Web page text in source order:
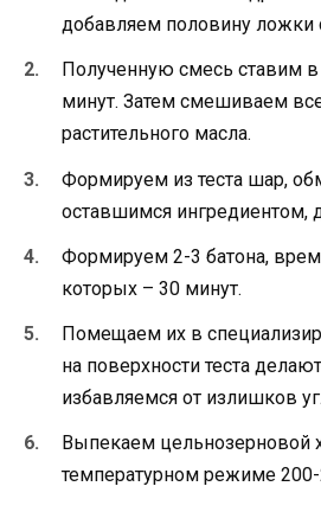
добавляем половину ложки
Полученную смесь ставим
минут. Затем смешиваем
растительного масла.
Формируем из теста шар,
оставшимся ингредиентом,
Формируем 2-3 батона,
которых – 30 минут.
Помещаем их в
на поверхности теста
избавляемся от излишков
Выпекаем цельнозерновой
температурном режиме